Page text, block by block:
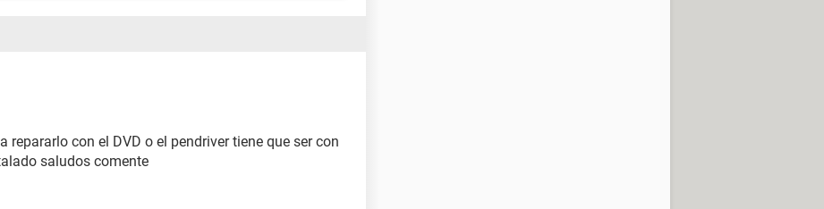
repararlo con el DVD o el pendriver tiene que ser con
saludos comente